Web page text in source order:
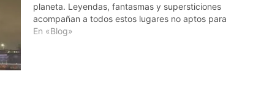
planeta. Leyendas, fantasmas y supersticiones
acompañan a todos estos lugares no aptos para
huéspedes miedosos. Como el Stanley Hotel,
En «Blog»